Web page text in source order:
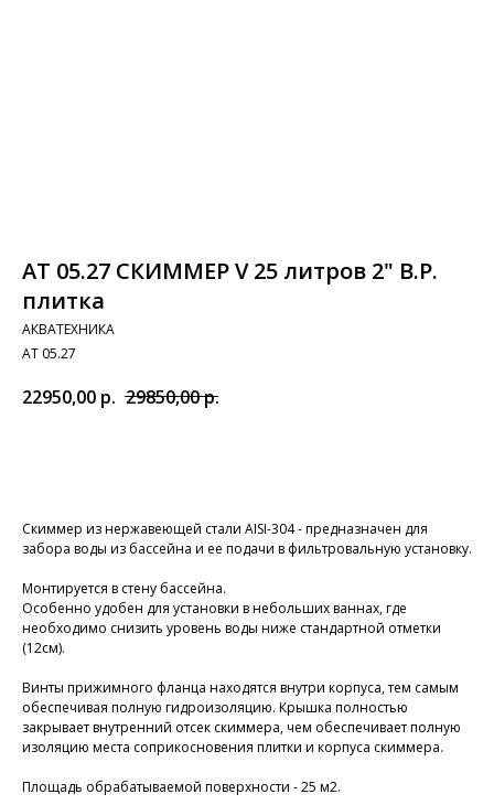
АТ 05.27 СКИММЕР V 25 литров 2" В.Р.
плитка
АКВАТЕХНИКА
АТ 05.27
22950,00 р. 29850,00р.
Скиммер из нержавеющей стали AISI-304 - предназначен для
забора воды из бассейна и ее подачи в фильтровальную установку.
Монтируется в стену бассейна.
Особенно удобен для установки в небольших ваннах, где
необходимо снизить уровень воды ниже стандартной отметки
(12см).
Винты прижимного фланца находятся внутри корпуса, тем самым
обеспечивая полную гидроизоляцию. Крышка полностью
закрывает внутренний отсек скиммера, чем обеспечивает полную
изоляцию места соприкосновения плитки и корпуса скиммера.
Площадь обрабатываемой поверхности - 25 м2.